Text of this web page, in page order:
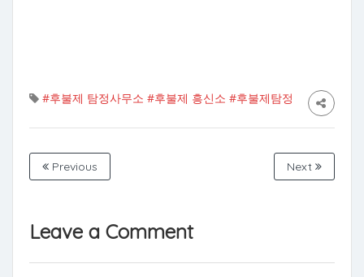
#후불제 탐정사무소 #후불제 흥신소 #후불제탐정
Previous Next
Leave a Comment